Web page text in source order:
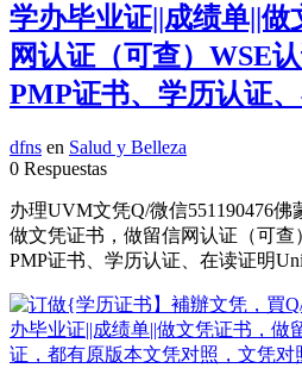
学办毕业证||成绩单||
网认证（可查）WSE
PMP证书、学历认证
dfns en Salud y Belleza
0 Respuestas
办理UVM文凭Q/微信551190476佛
做文凭证书，做留信网认证（可查
PMP证书、学历认证、在读证明